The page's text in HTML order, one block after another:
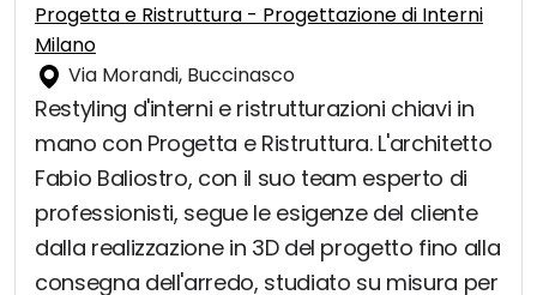
Progetta e Ristruttura - Progettazione di Interni
Milano
Via Morandi, Buccinasco
Restyling d'interni e ristrutturazioni chiavi in
mano con Progetta e Ristruttura. L'architetto
Fabio Baliostro, con il suo team esperto di
professionisti, segue le esigenze del cliente
dalla realizzazione in 3D del progetto fino alla
consegna dell'arredo, studiato su misura per